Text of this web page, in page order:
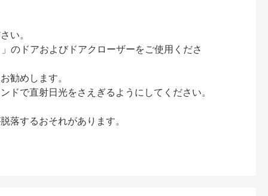
い。
のドアおよびドアクローザーをご使用くださ
勧めします。
で直射日光をさえぎるようにしてください。
するおそれがあります。